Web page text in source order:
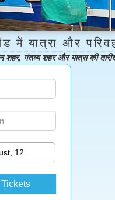
में यात्रा और
शहर, गंतव्य शहर और यात्रा की
12